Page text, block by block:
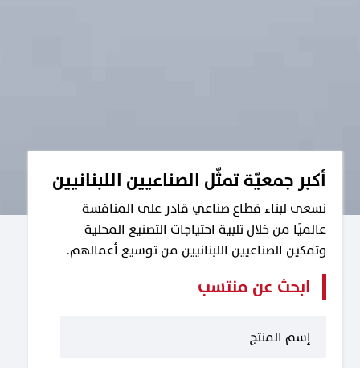
أكبر جمعيّة تمثّل الصناعيين اللبنانيين
نسعى لبناء قطاع صناعي قادر على المنافسة
عالميًا من خلال تلبية احتياجات التصنيع المحلية
وتمكين الصناعيين اللبنانيين من توسيع أعمالهم.
ابحث عن منتسب